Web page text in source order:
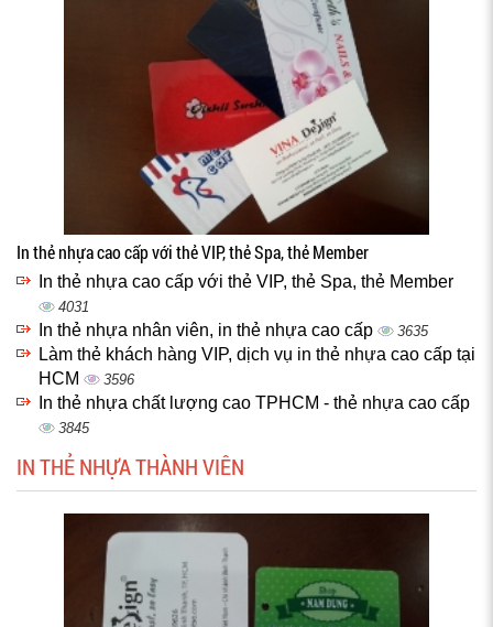
In thẻ nhựa cao cấp với thẻ VIP, thẻ Spa, thẻ Member
In thẻ nhựa cao cấp với thẻ VIP, thẻ Spa, thẻ Member
4031
In thẻ nhựa nhân viên, in thẻ nhựa cao cấp 3635
Làm thẻ khách hàng VIP, dịch vụ in thẻ nhựa cao cấp tại
HCM
3596
In thẻ nhựa chất lượng cao TPHCM - thẻ nhựa cao cấp
3845
IN THẺ NHỰA THÀNH VIÊN